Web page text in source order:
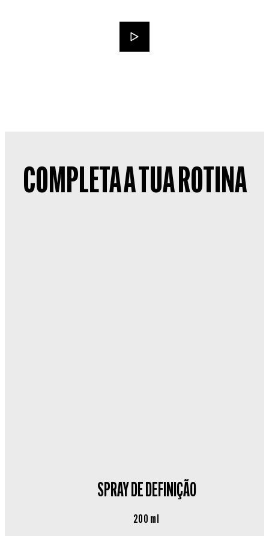
COMPLETA A TUA ROTINA
SPRAY DE DEFINIÇÃO
200 ml